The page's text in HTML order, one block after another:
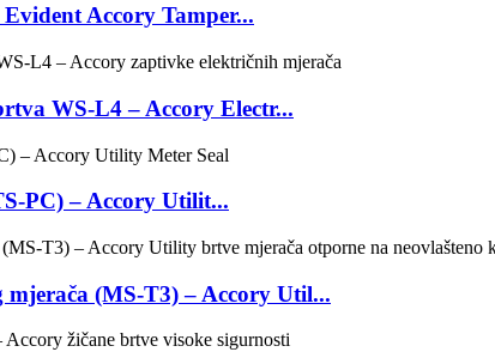
Accory Tamper...
WS-L4 – Accory Electr...
PC) – Accory Utilit...
(MS-T3) – Accory Util...